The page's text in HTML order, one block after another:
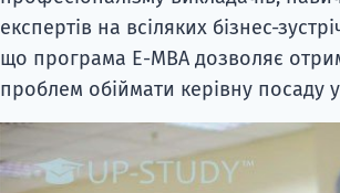
експертів на всіляких бізнес-
що програма E-MBA дозволяє
проблем обіймати керівну посаду